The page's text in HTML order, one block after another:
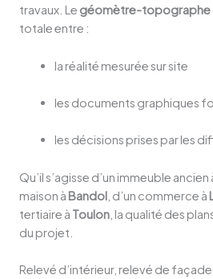
travaux. Le géomètre-topographe
totale entre :
la réalité mesurée sur site
les documents graphiques
les décisions prises par les
Qu’il s’agisse d’un immeuble ancien
maison à Bandol , d’un commerce à
tertiaire à Toulon , la qualité des
du projet.
Relevé d’intérieur, relevé de